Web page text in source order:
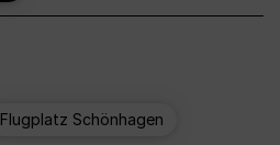
Flugplatz Schönhagen